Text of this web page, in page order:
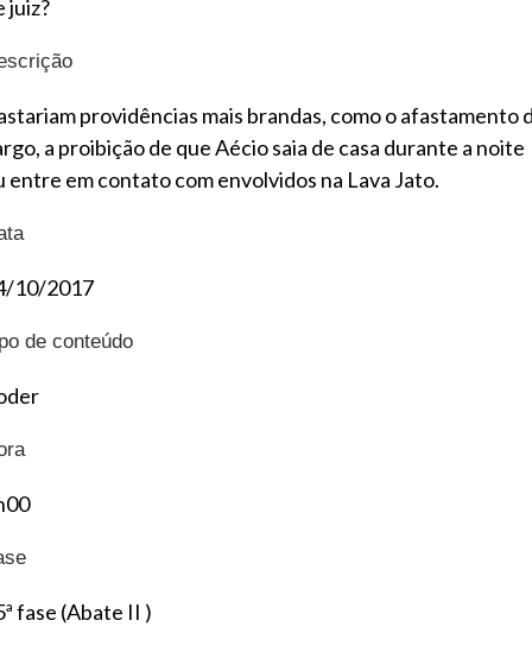
juiz?
providências mais brandas, como o afastamento
a proibição de que Aécio saia de casa durante a noite
entre em contato com envolvidos na Lava Jato.
10/2017
de conteúdo
fase (Abate II )